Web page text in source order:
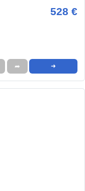
528 €
➦ ➜